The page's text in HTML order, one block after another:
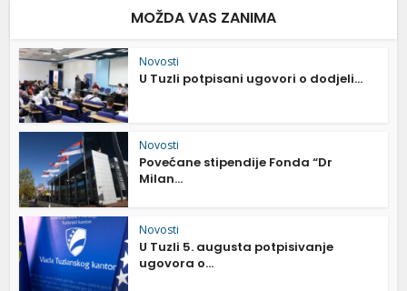
MOŽDA VAS ZANIMA
Novosti
U Tuzli potpisani ugovori o dodjeli...
Novosti
Povećane stipendije Fonda “Dr
Milan...
Novosti
U Tuzli 5. augusta potpisivanje
ugovora o...